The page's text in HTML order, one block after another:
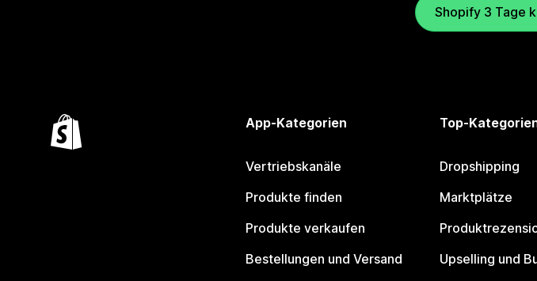
Shopify 3 Tage
App-Kategorien
Vertriebskanäle
Produkte finden
Produkte verkaufen
Bestellungen und Versand
Top-
Dropshipping
Marktplätze
Upselling und